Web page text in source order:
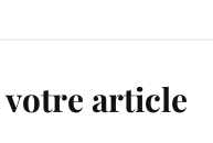
article